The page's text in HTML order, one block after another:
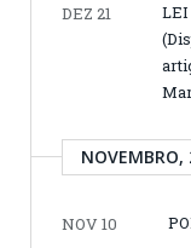
DEZ 21
LEI
NOVEMBRO,
NOV 10